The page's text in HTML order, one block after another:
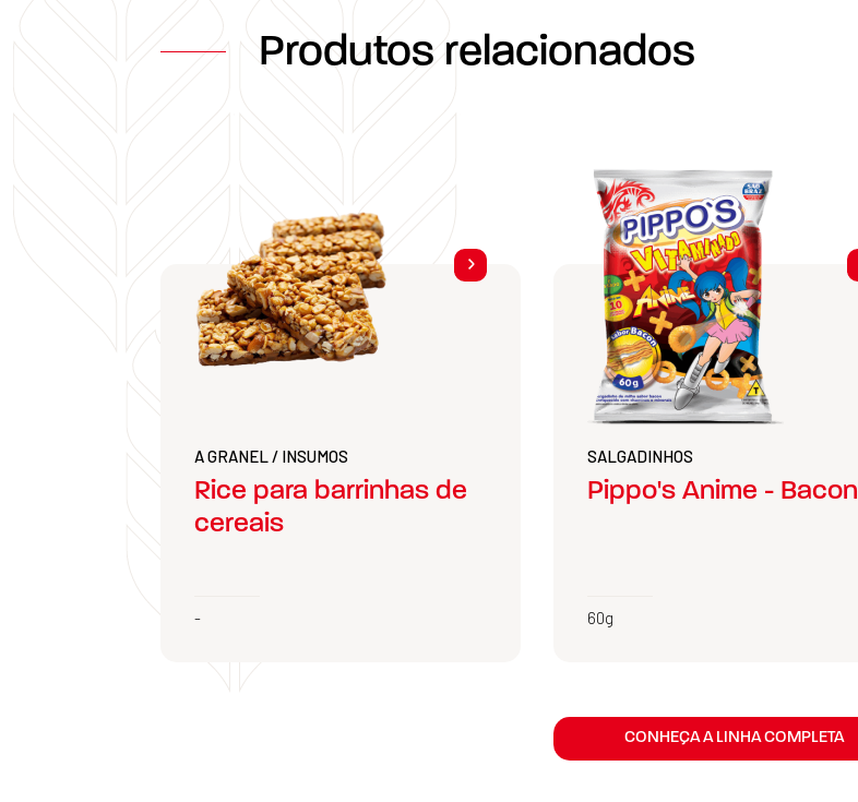
Produtos relacionados
A GRANEL / INSUMOS
Rice para barrinhas de
cereais
-
SALGADINHOS
Pippo's Anime - Bacon
60g
CONHEÇA A LINHA COMPLETA